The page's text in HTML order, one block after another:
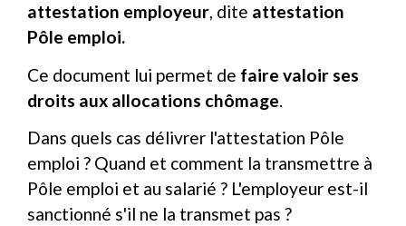
attestation employeur, dite attestation
Pôle emploi.
Ce document lui permet de faire valoir ses
droits aux allocations chômage.
Dans quels cas délivrer l'attestation Pôle
emploi ? Quand et comment la transmettre à
Pôle emploi et au salarié ? L'employeur est-il
sanctionné s'il ne la transmet pas ?